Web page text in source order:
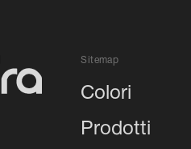
Sitemap
Colori
Prodotti